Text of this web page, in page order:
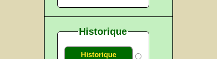
Historique
Historique